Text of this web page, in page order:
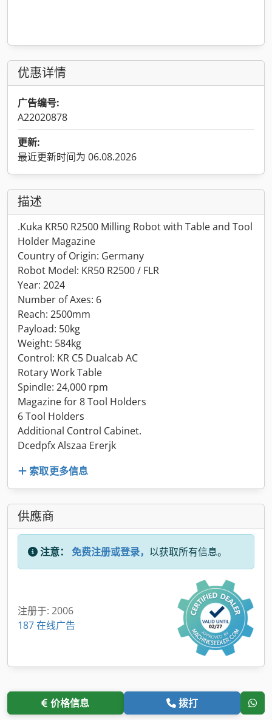
优惠详情
广告编号:
A22020878
更新:
最近更新时间为 06.08.2026
描述
.Kuka KR50 R2500 Milling Robot with Table and Tool
Holder Magazine
Country of Origin: Germany
Robot Model: KR50 R2500 / FLR
Year: 2024
Number of Axes: 6
Reach: 2500mm
Payload: 50kg
Weight: 584kg
Control: KR C5 Dualcab AC
Rotary Work Table
Spindle: 24,000 rpm
Magazine for 8 Tool Holders
6 Tool Holders
Additional Control Cabinet.
Dcedpfx Alszaa Ererjk
索取更多信息
供應商
注意： 免费注册或登录， 以获取所有信息。
注册于: 2006
187 在线广告
价格信息 拨打